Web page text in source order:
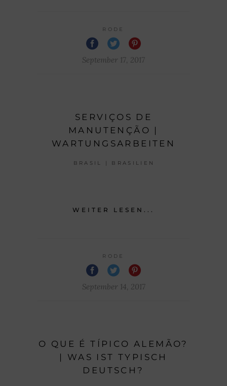
RODE
September 17, 2017
SERVIÇOS DE
MANUTENÇÃO |
WARTUNGSARBEITEN
BRASIL | BRASILIEN
WEITER LESEN...
RODE
September 14, 2017
O QUE É TÍPICO ALEMÃO?
| WAS IST TYPISCH
DEUTSCH?